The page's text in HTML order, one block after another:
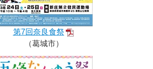
第7回奈良食祭
（葛城市）